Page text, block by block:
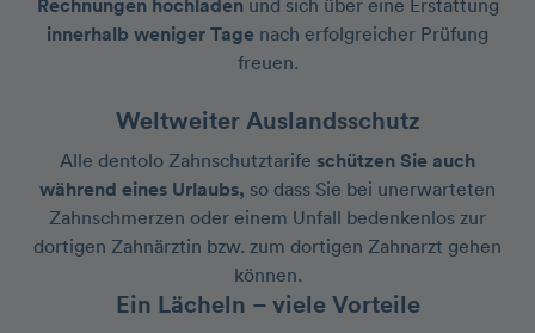
Rechnungen hochladen und sich über eine Erstattung
innerhalb weniger Tage nach erfolgreicher Prüfung
freuen.
Weltweiter Auslandsschutz
Alle dentolo Zahnschutztarife schützen Sie auch
während eines Urlaubs, so dass Sie bei unerwarteten
Zahnschmerzen oder einem Unfall bedenkenlos zur
dortigen Zahnärztin bzw. zum dortigen Zahnarzt gehen
können.
Ein Lächeln – viele Vorteile